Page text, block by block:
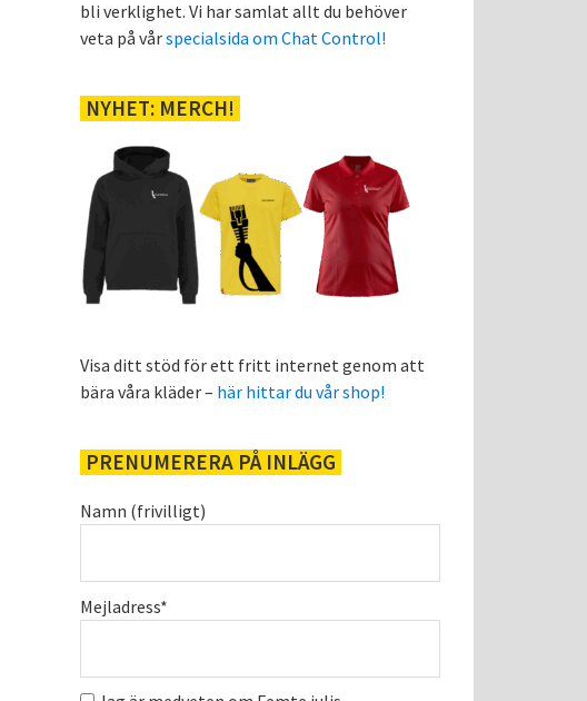
bli verklighet. Vi har samlat allt du behöver
veta på vårspecialsida om Chat Control!
NYHET: MERCH!
Visa ditt stöd för ett fritt internet genom att
bära våra kläder – här hittar du vår shop!
PRENUMERERA PÅ INLÄGG
Namn (frivilligt)
Mejladress*